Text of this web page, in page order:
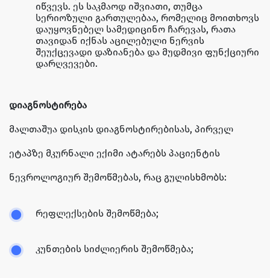
იწვევს. ეს საკმაოდ იშვიათი, თუმცა
სერიოზული გართულებაა, რომელიც მოითხოვს
დაუყოვნებელ სამედიცინო ჩარევას, რათა
თავიდან იქნას აცილებული ნერვის
შეუქცევადი დაზიანება და მუდმივი ფუნქციური
დარღვევები.
დიაგნოსტირება
მალთაშუა დისკის დიაგნოსტირებისას, პირველ
ეტაპზე მკურნალი ექიმი ატარებს პაციენტის
ნევროლოგიურ შემოწმებას, რაც გულისხმობს:
რეფლექსების შემოწმება;
კუნთების სიძლიერის შემოწმება;